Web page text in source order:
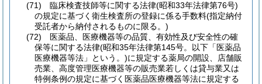
(71)
臨床検査技師等に関する法律(昭和33年法律第76号)
の規定に基づく衛生検査所の登録に係る手数料(指定納付
受託者から納付されるものに限る。)
(72)
医薬品、医療機器等の品質、有効性及び安全性の確
保等に関する法律(昭和35年法律第145号。以下「医薬品
医療機器等法」という。)に規定する薬局の開設、店舗販
売業、高度管理医療機器等の販売業若しくは貸与業又は
特例条例の規定に基づく医薬品医療機器等法に規定する